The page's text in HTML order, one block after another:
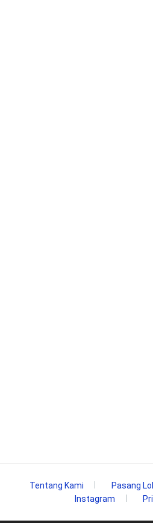
Tentang Kami Pasang
Instagram